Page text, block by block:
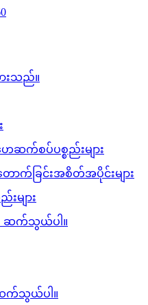
းသည်။
ေဆက်စပ်ပစ္စည်းများ
ာက်ခြင်းအစိတ်အပိုင်းများ
များ
ဆက်သွယ်ပါ။
ဆက်သွယ်ပါ။